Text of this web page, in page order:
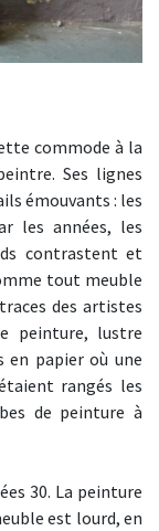
commode à la
Ses lignes
émouvants : les
les années, les
contrastent et
tout meuble
des artistes
peinture, lustre
papier où une
rangés les
de peinture à
30. La peinture
est lourd, en